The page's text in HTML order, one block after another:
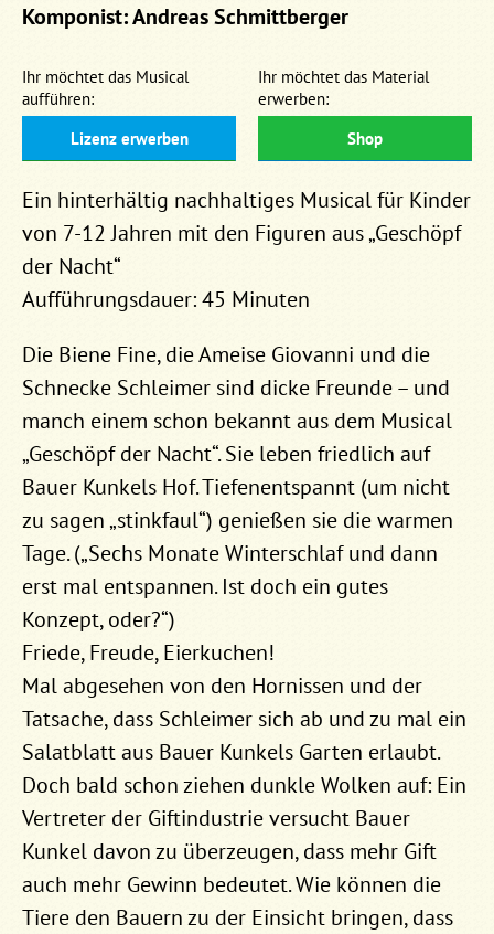
Komponist: Andreas Schmittberger
Ihr möchtet das Musical
aufführen:
Lizenz erwerben
Ihr möchtet das Material
erwerben:
Shop
Ein hinterhältig nachhaltiges Musical für Kinder
von 7-12 Jahren mit den Figuren aus „Geschöpf
der Nacht“
Aufführungsdauer: 45 Minuten
Die Biene Fine, die Ameise Giovanni und die
Schnecke Schleimer sind dicke Freunde – und
manch einem schon bekannt aus dem Musical
„Geschöpf der Nacht“. Sie leben friedlich auf
Bauer Kunkels Hof. Tiefenentspannt (um nicht
zu sagen „stinkfaul“) genießen sie die warmen
Tage. („Sechs Monate Winterschlaf und dann
erst mal entspannen. Ist doch ein gutes
Konzept, oder?“)
Friede, Freude, Eierkuchen!
Mal abgesehen von den Hornissen und der
Tatsache, dass Schleimer sich ab und zu mal ein
Salatblatt aus Bauer Kunkels Garten erlaubt.
Doch bald schon ziehen dunkle Wolken auf: Ein
Vertreter der Giftindustrie versucht Bauer
Kunkel davon zu überzeugen, dass mehr Gift
auch mehr Gewinn bedeutet. Wie können die
Tiere den Bauern zu der Einsicht bringen, dass